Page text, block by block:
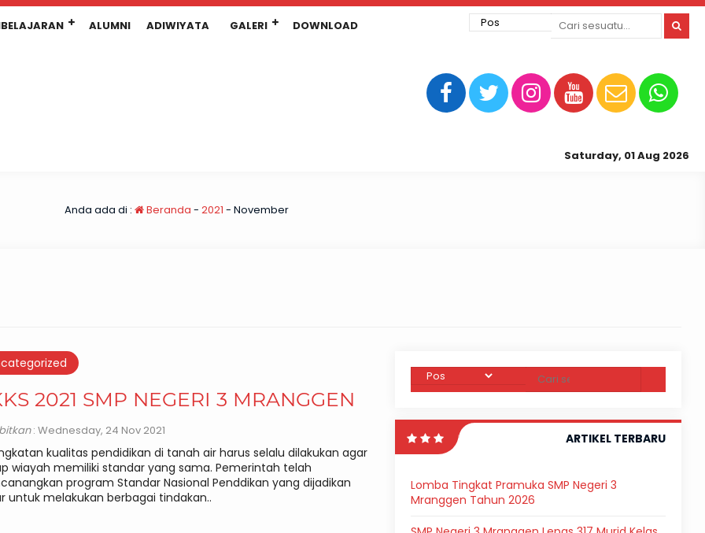
ALUMNI ADIWIYATA GALERI DOWNLOAD
Saturday, 01 Aug 2026
Anda ada di : Beranda - 2021 - November
2021 SMP NEGERI 3 MRANGGEN
: Wednesday, 24 Nov 2021
kualitas pendidikan di tanah air harus selalu dilakukan agar
wiayah memiliki standar yang sama. Pemerintah telah
program Standar Nasional Penddikan yang dijadikan
untuk melakukan berbagai tindakan..
ARTIKEL TERBARU
Lomba Tingkat Pramuka SMP Negeri 3
Mranggen Tahun 2026